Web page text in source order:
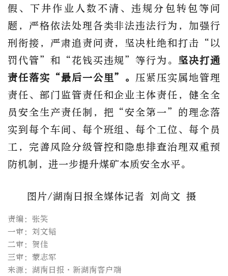
假、下井作业人数不清、违规分包转包等问
题，严格依法处理各类非法违法行为，加强行
刑衔接，严肃追责问责， 坚决杜绝和打击 “以
罚代管” 和 “花钱买违规”等行为。 坚决打通
责任落实 “最后一公里”。 压紧压实属地管理
责任、 部门监管责任和企业主体责任，健全全
员安全生产责任制， 把 “安全第一”的理念落
实到每个车间、每个班组、每个工位、每个员
工， 完善风险分级管控和隐患排查治理双重预
防机制， 进一步提升煤矿本质安全水平。
图片/湖南日报全媒体记者 刘尚文 摄
责编：张笑
一审：刘文韬
二审：贺佳
三审：蒙志军
来源：湖南日报·新湖南客户端